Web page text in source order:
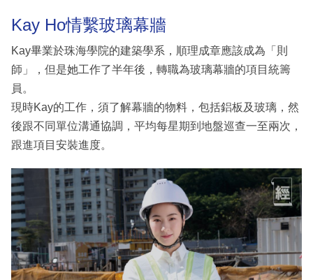
Kay Ho情繫玻璃幕牆
Kay畢業於珠海學院的建築學系，順理成章應該成為「則
師」，但是她工作了半年後，轉職為玻璃幕牆的項目統籌
員。
現時Kay的工作，須了解幕牆的物料，包括鋁板及玻璃，然
後跟不同單位溝通協調，平均每星期到地盤巡查一至兩次，
跟進項目安裝進度。